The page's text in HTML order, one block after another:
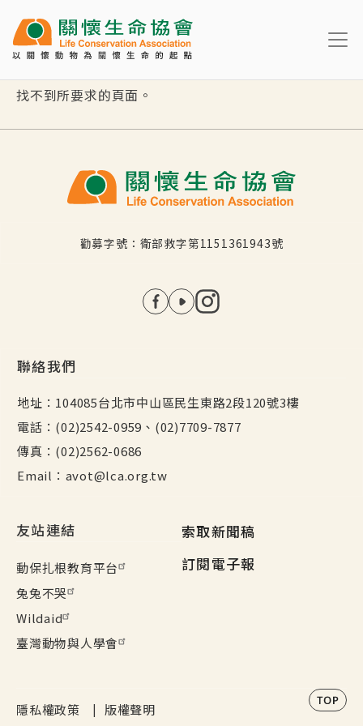
移至主內容
找不到所要求的頁面。
勸募字號：衛部救字第1151361943號
聯絡我們
地址：104085台北市中山區民生東路2段120號3樓
電話：(02)2542-0959、(02)7709-7877
傳真：(02)2562-0686
Email：avot@lca.org.tw
友站連結
動保扎根教育平台
兔兔不哭
Wildaid
臺灣動物與人學會
頁尾其他選單
索取新聞稿
訂閱電子報
政策
隱私權政策 版權聲明